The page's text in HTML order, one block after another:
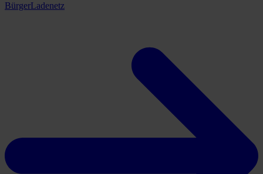
BürgerLadenetz